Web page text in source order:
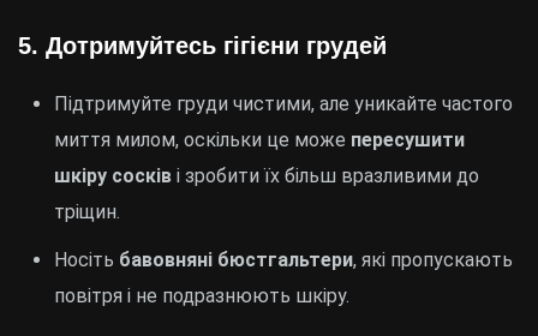
5. Дотримуйтесь гігієни грудей
Підтримуйте груди чистими, але уникайте частого
миття милом, оскільки це може пересушити
шкіру сосків і зробити їх більш вразливими до
тріщин.
Носіть бавовняні бюстгальтери, які пропускають
повітря і не подразнюють шкіру.